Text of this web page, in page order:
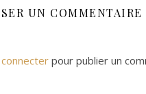
UN COMMENTAIRE
pour publier un